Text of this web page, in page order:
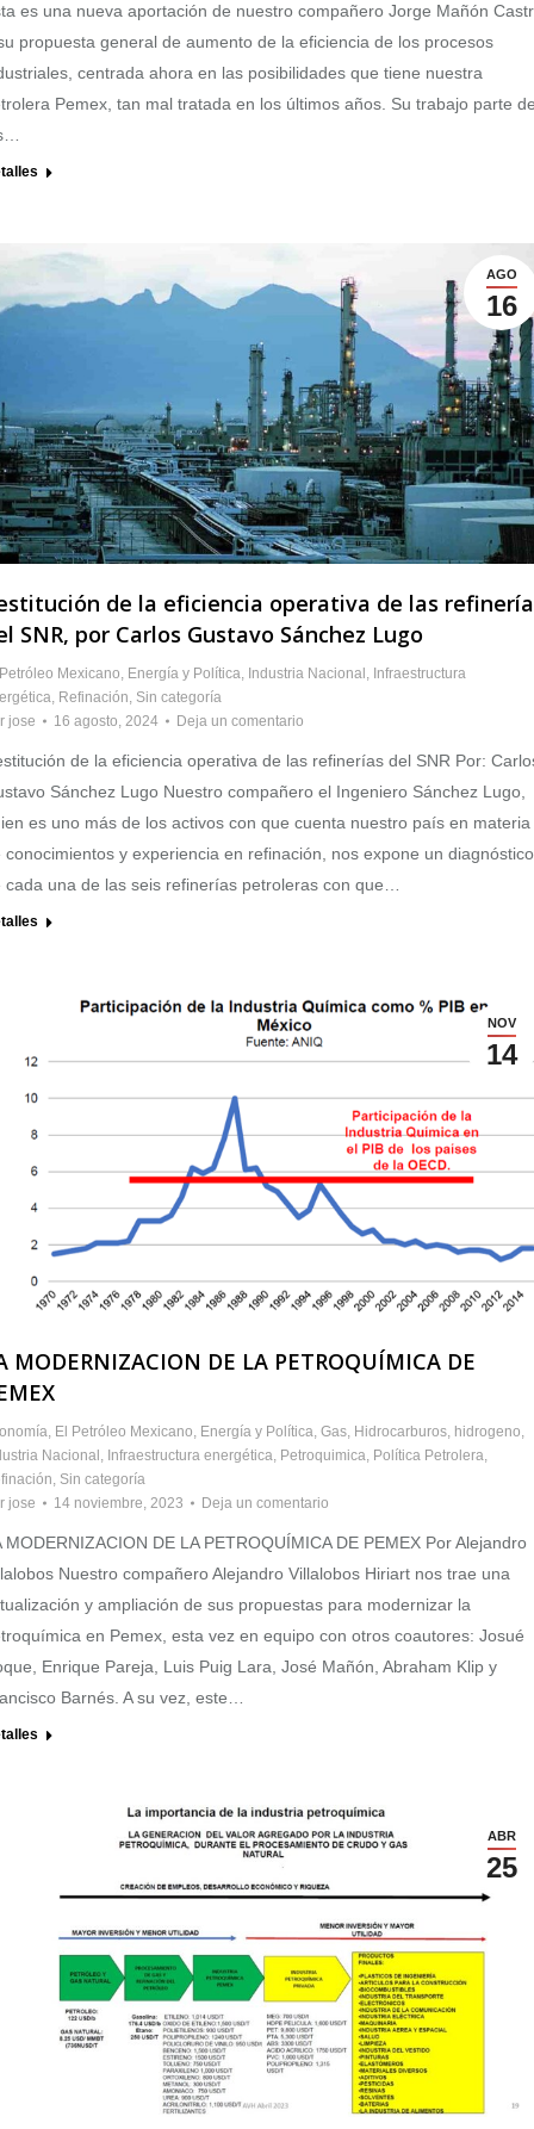
es una nueva aportación de nuestro compañero Jorge Mañón
propuesta general de aumento de la eficiencia de los procesos
centrada ahora en las posibilidades que tiene nuestra
Pemex, tan mal tratada en los últimos años. Su trabajo parte
AGO
16
de la eficiencia operativa de las
SNR, por Carlos Gustavo Sánchez Lugo
Mexicano, Energía y Política, Industria Nacional , Infraestructura
, Refinación, Sin categoría
jose 16 agosto, 2024 Deja un comentario
de la eficiencia operativa de las refinerías del SNR Por:
Sánchez Lugo Nuestro compañero el Ingeniero Sánchez Lugo,
es uno más de los activos con que cuenta nuestro país en materia
conocimientos y experiencia en refinación, nos expone un diagnóstico
cada una de las seis refinerías petroleras con que…
NOV
14
MODERNIZACION DE LA PETROQUÍMICA DE
, El Petróleo Mexicano, Energía y Política, Gas, Hidrocarburos, hidrogeno,
Nacional , Infraestructura energética, Petroquimica, Política Petrolera,
, Sin categoría
jose 14 noviembre, 2023 Deja un comentario
MODERNIZACION DE LA PETROQUÍMICA DE PEMEX Por Alejandro
Nuestro compañero Alejandro Villalobos Hiriart nos trae una
y ampliación de sus propuestas para modernizar la
en Pemex, esta vez en equipo con otros coautores: Josué
Enrique Pareja, Luis Puig Lara, José Mañón, Abraham Klip y
Barnés. A su vez, este…
ABR
25